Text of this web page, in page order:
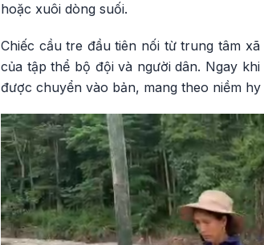
hoặc xuôi dòng suối.
Chiếc cầu tre đầu tiên nối từ trung tâm
của tập thể bộ đội và người dân. Ngay
được chuyển vào bản, mang theo niềm